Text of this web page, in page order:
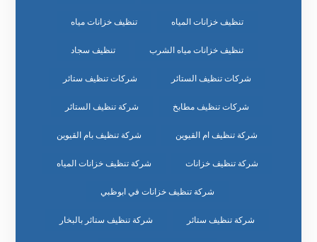
تنظيف خزانات المياه تنظيف خزانات مياه
تنظيف خزانات مياه الشرب تنظيف سجاد
شركات تنظيف الستائر شركات تنظيف ستائر
شركات تنظيف مطابخ شركة تنظيف الستائر
شركة تنظيف ام القيوين شركة تنظيف بام القيوين
شركة تنظيف خزانات شركة تنظيف خزانات المياه
شركة تنظيف خزانات في ابوظبي
شركة تنظيف ستائر شركة تنظيف ستائر بالبخار